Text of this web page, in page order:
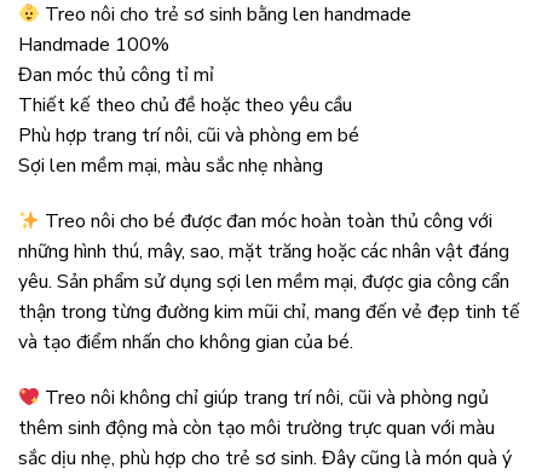
Treo nôi cho trẻ sơ sinh bằng len handmade
Handmade 100%
Đan móc thủ công tỉ mỉ
Thiết kế theo chủ đề hoặc theo yêu cầu
Phù hợp trang trí nôi, cũi và phòng em bé
Sợi len mềm mại, màu sắc nhẹ nhàng
Treo nôi cho bé được đan móc hoàn toàn thủ công với
những hình thú, mây, sao, mặt trăng hoặc các nhân vật đáng
yêu. Sản phẩm sử dụng sợi len mềm mại, được gia công cẩn
thận trong từng đường kim mũi chỉ, mang đến vẻ đẹp tinh tế
và tạo điểm nhấn cho không gian của bé.
Treo nôi không chỉ giúp trang trí nôi, cũi và phòng ngủ
thêm sinh động mà còn tạo môi trường trực quan với màu
sắc dịu nhẹ, phù hợp cho trẻ sơ sinh. Đây cũng là món quà ý